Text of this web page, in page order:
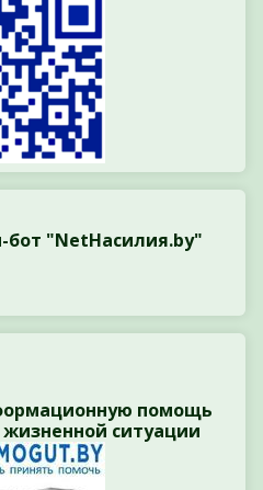
бот "NetНасилия.by"
помощь
ситуации